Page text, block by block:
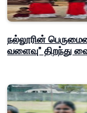
நல்லூரின்
வளைவு" திறந்து